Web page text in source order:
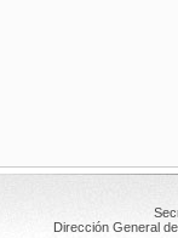
Dirección General